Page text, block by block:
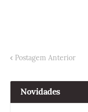
Postagem Anterior
Novidades